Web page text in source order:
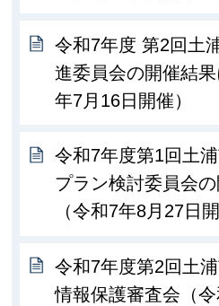
令和7年度 第2回土
進委員会の開催結
年7月16日開催）
令和7年度第1回土
プラン検討委員会
（令和7年8月27日開
令和7年度第2回土
情報保護審査会（